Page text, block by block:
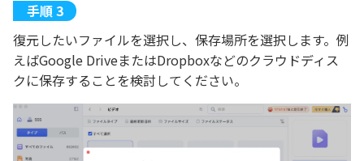
復元したいファイルを選択し、保存場所を選択します。例
えばGoogle DriveまたはDropboxなどのクラウドディス
クに保存することを検討してください。